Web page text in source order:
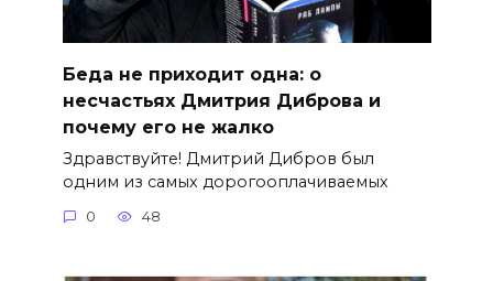
Беда не приходит одна: о
несчастьях Дмитрия Диброва и
почему его не жалко
Здравствуйте! Дмитрий Дибров был
одним из самых дорогооплачиваемых
0 48